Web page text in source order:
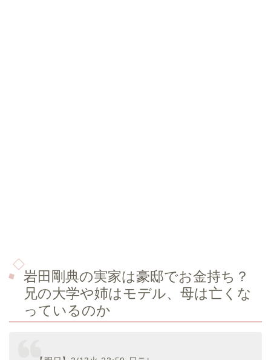
岩田剛典の実家は豪邸でお金持ち？
兄の大学や姉はモデル、母は亡くな
っているのか